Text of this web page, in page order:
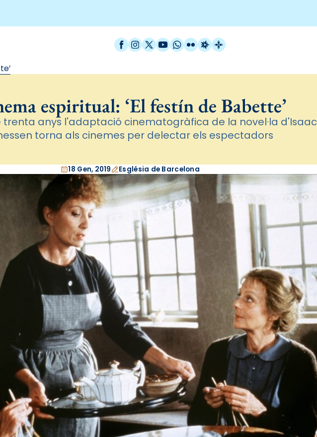
Facebook
Instagram
X / Twitter
YouTube
WhatsApp
FlickrRadio Estel
Catalunya Cristiana
espiritual: ‘El festín de Babette’
trenta anys l'adaptació cinematogràfica de la novel·la d'Isaac
torna als cinemes per delectar els espectadors
18 Gen, 2019 Església de Barcelona